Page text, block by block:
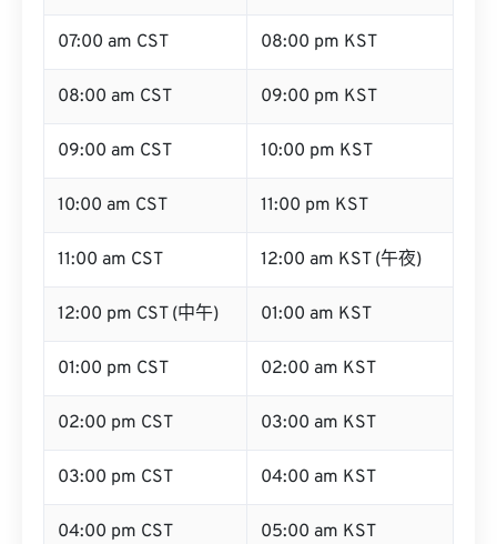
07:00 am CST 08:00 pm KST
08:00 am CST 09:00 pm KST
09:00 am CST 10:00 pm KST
10:00 am CST 11:00 pm KST
11:00 am CST 12:00 am KST (午夜)
12:00 pm CST (中午) 01:00 am KST
01:00 pm CST 02:00 am KST
02:00 pm CST 03:00 am KST
03:00 pm CST 04:00 am KST
04:00 pm CST 05:00 am KST